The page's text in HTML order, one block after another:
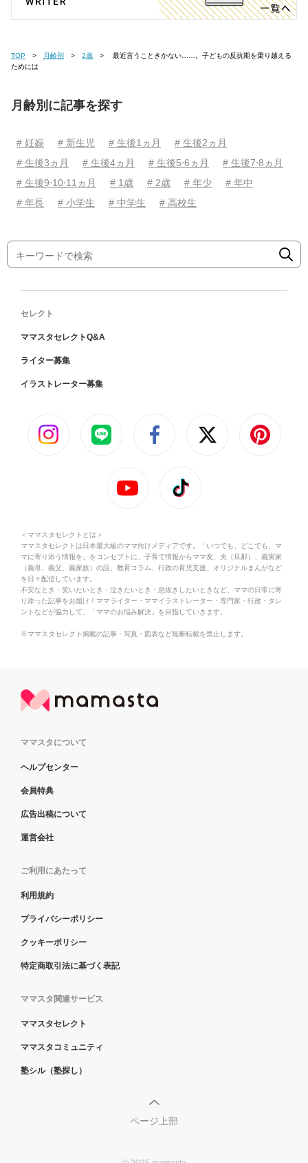
TOP 月齢別 2歳
ためには
月齢別に記事を探す
# 妊娠 # 新生児 # 生後1ヵ月
# 生後2ヵ月
# 生後3ヵ月
# 生後4ヵ月 # 生後5⋅6ヵ月
# 生後7⋅8ヵ月
# 生後9⋅10⋅11ヵ月
# 1歳 # 2歳 # 年少
# 年中
# 年長
# 小学生 # 中学生 # 高校生
セレクト
ママスタセレクトQ&A
ライター募集
イラストレーター募集
＜ママスタセレクトとは＞
ママスタセレクトは日本最大級のママ向けメディアです。「いつでも、どこでも、マ
マに寄り添う情報を」をコンセプトに、子育て情報からママ友、夫（旦那）、義実家
（義母、義父、義家族）の話、教育コラム、行政の育児支援、オリジナルまんがなど
を日々配信しています。
不安なとき・笑いたいとき・泣きたいとき・息抜きしたいときなど、ママの日常に寄
り添った記事をお届け！ママライター・ママイラストレーター・専門家・行政・タレ
ントなどが協力して、「ママのお悩み解決」を目指していきます。
※ママスタセレクト掲載の記事・写真・図表など無断転載を禁止します。
ママスタについて
ヘルプセンター
会員特典
広告出稿について
運営会社
ご利用にあたって
利用規約
プライバシーポリシー
クッキーポリシー
特定商取引法に基づく表記
ママスタ関連サービス
ママスタセレクト
ママスタコミュニティ
塾シル（塾探し）
ページ上部